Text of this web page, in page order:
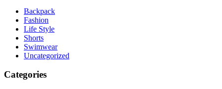
Backpack
Fashion
Life Style
Shorts
Swimwear
Uncategorized
Categories